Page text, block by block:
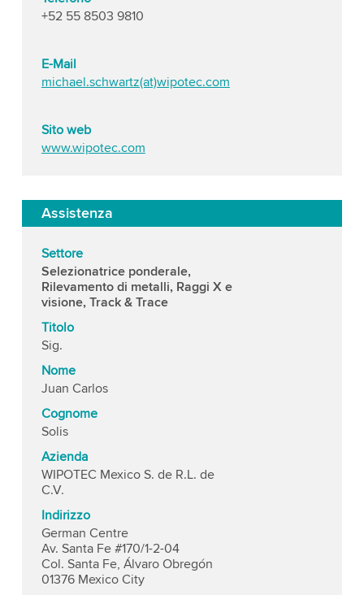
+52 55 8503 9810
E-Mail
michael.schwartz(at)wipotec.com
Sito web
www.wipotec.com
Assistenza
Settore
Selezionatrice ponderale,
Rilevamento di metalli, Raggi X e
visione, Track & Trace
Titolo
Sig.
Nome
Juan Carlos
Cognome
Solis
Azienda
WIPOTEC Mexico S. de R.L. de
C.V.
Indirizzo
German Centre
Av. Santa Fe #170/1-2-04
Col. Santa Fe, Álvaro Obregón
01376 Mexico City